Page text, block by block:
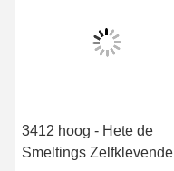
3412 hoog - Hete de
Smeltings Zelfklevende